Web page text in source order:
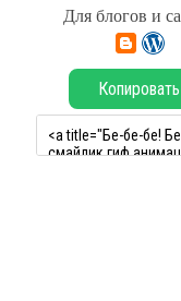
Для блогов и
Копировать